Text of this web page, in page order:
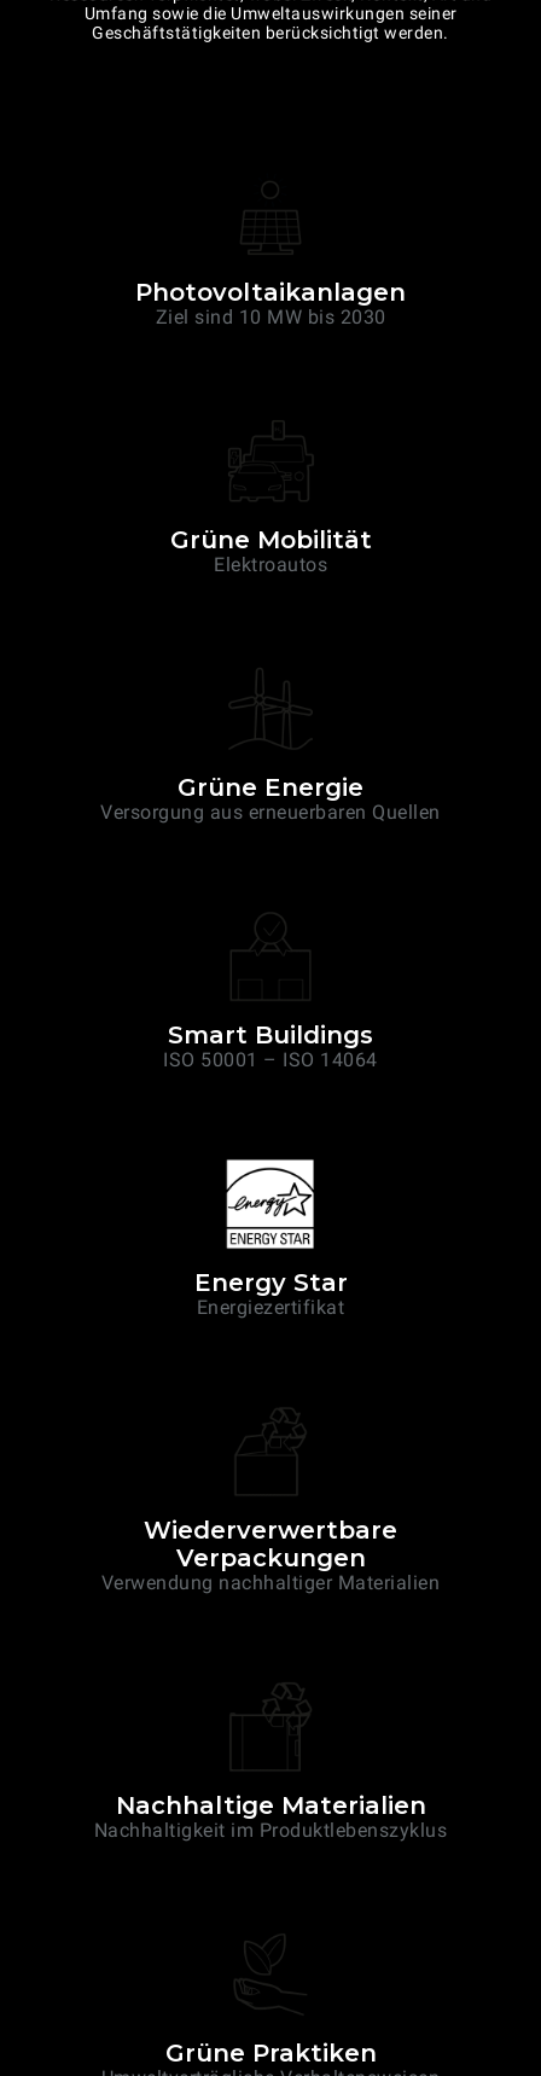
Umfang sowie die Umweltauswirkungen seiner
Geschäftstätigkeiten berücksichtigt werden.
Photovoltaikanlagen
Ziel sind 10 MW bis 2030
Grüne Mobilität
Elektroautos
Grüne Energie
Versorgung aus erneuerbaren Quellen
Smart Buildings
ISO 50001 – ISO 14064
Energy Star
Energiezertifikat
Wiederverwertbare
Verpackungen
Verwendung nachhaltiger Materialien
Nachhaltige Materialien
Nachhaltigkeit im Produktlebenszyklus
Grüne Praktiken